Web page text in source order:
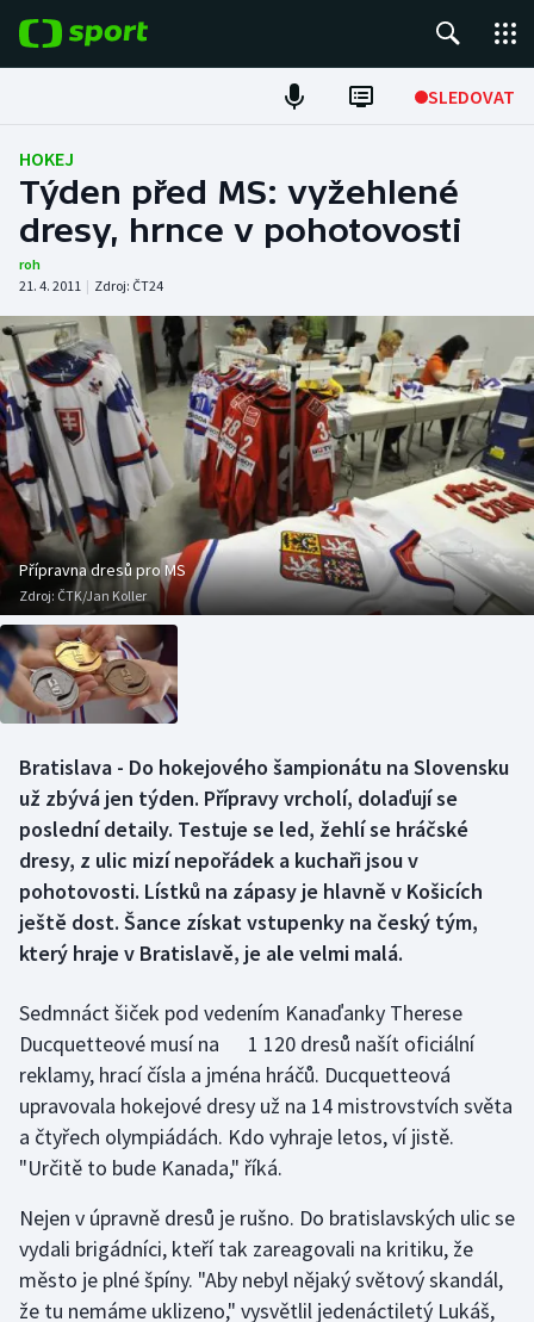
SLEDOVAT
Fotbal
Hokej
Atletika
Cyklistika
DALŠÍ SPORTY
Americký fotbal
Baseball a softbal
Basketbal
Biatlon
Boby a skeleton
Box
Curling
Dostihy
Florbal
Futsal
Golf
Gymnastika
Házená
Jezdectví
Judo
NEPŘEHLÉDNĚTE
Soutěže
Historické návraty
Aplikace ČT sport
AZ kvíz
HOKEJ
Týden před MS: vyžehlené
dresy, hrnce v pohotovosti
roh
21. 4. 2011 | Zdroj: ČT24
Přípravna dresů pro MS
Zdroj: ČTK/Jan Koller
Bratislava - Do hokejového šampionátu na Slovensku
už zbývá jen týden. Přípravy vrcholí, dolaďují se
poslední detaily. Testuje se led, žehlí se hráčské
dresy, z ulic mizí nepořádek a kuchaři jsou v
pohotovosti. Lístků na zápasy je hlavně v Košicích
ještě dost. Šance získat vstupenky na český tým,
který hraje v Bratislavě, je ale velmi malá.
Sedmnáct šiček pod vedením Kanaďanky Therese
Ducquetteové musí na 1 120 dresů našít oficiální
reklamy, hrací čísla a jména hráčů. Ducquetteová
upravovala hokejové dresy už na 14 mistrovstvích světa
a čtyřech olympiádách. Kdo vyhraje letos, ví jistě.
"Určitě to bude Kanada," říká.
Nejen v úpravně dresů je rušno. Do bratislavských ulic se
vydali brigádníci, kteří tak zareagovali na kritiku, že
město je plné špíny. "Aby nebyl nějaký světový skandál,
že tu nemáme uklizeno," vysvětlil jedenáctiletý Lukáš,